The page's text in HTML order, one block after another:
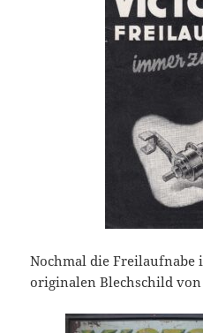
Nochmal die
originalen Blechschild